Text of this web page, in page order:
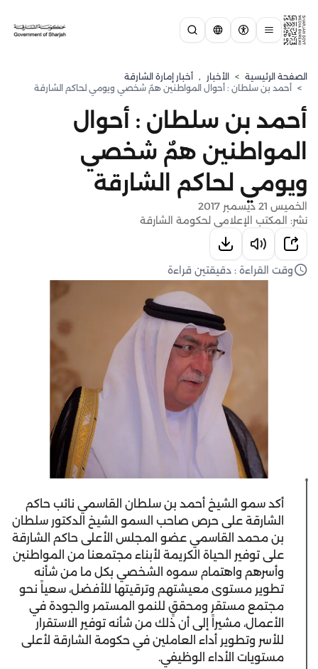
الصفحة الرئيسية > الأخبار , أخبار إمارة الشارقة
> أحمد بن سلطان : أحوال المواطنين همٌ شخصي ويومي لحاكم الشارقة
أحمد بن سلطان : أحوال
المواطنين همٌ شخصي
ويومي لحاكم الشارقة
الخميس 21 ديسمبر 2017
نشر: المكتب الإعلامي لحكومة الشارقة
وقت القراءة : دقيقتين قراءة
أكد سمو الشيخ أحمد بن سلطان القاسمي نائب حاكم
الشارقة على حرص صاحب السمو الشيخ الدكتور سلطان
بن محمد القاسمي عضو المجلس الأعلى حاكم الشارقة
على توفير الحياة الكريمة لأبناء مجتمعنا من المواطنين
وأسرهم واهتمام سموه الشخصي بكل ما من شأنه
تطوير مستوى معيشتهم وترقيتها للأفضل، سعياً نحو
مجتمع مستقر ومحققٍ للنمو المستمر والجودة في
الأعمال، مشيراً إلى أن ذلك من شأنه توفير الاستقرار
للأسر وتطوير أداء العاملين في حكومة الشارقة لأعلى
مستويات الأداء الوظيفي.